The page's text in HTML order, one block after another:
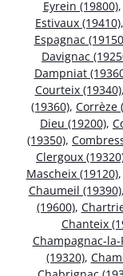
Eyrein (19800),
Estivaux (19410),
Espagnac
Davignac
Dampniat
Courteix (19340),
(19360), Corrèze
Dieu (19200),
(19350),
Clergoux
Mascheix (19120),
Chaumeil (19390),
(19600),
Chanteix
Champagnac-
(19320),